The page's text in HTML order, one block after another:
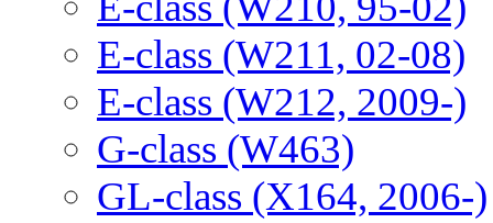
E-class (W211, 02-08)
E-class (W212, 2009-)
G-class (W463)
GL-class (X164, 2006-)